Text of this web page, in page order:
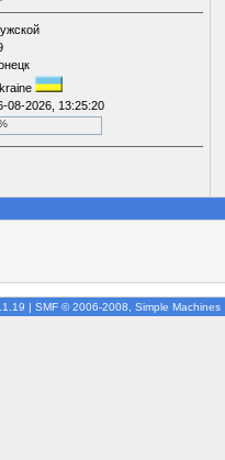
08-2026, 13:25:20
| SMF © 2006-2008, Simple Machines